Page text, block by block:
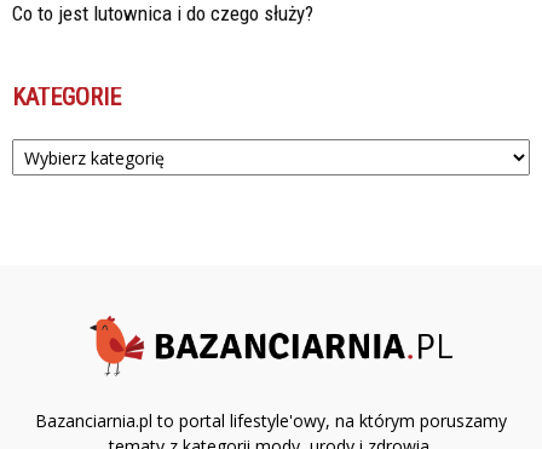
Co to jest lutownica i do czego służy?
KATEGORIE
Kategorie
Bazanciarnia.pl to portal lifestyle'owy, na którym poruszamy